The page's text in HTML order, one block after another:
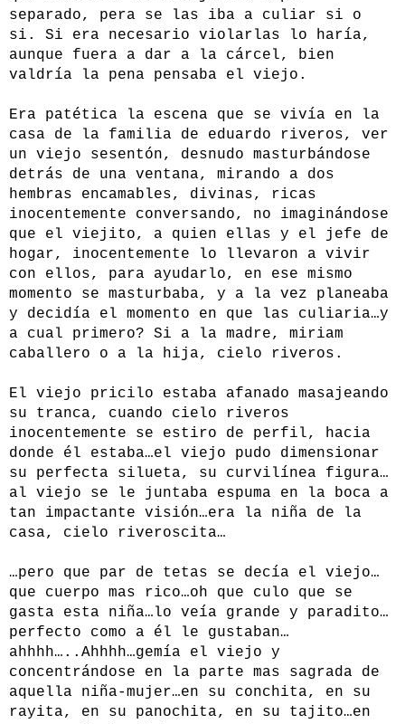
separado, pera se las iba a culiar si o
si. Si era necesario violarlas lo haría,
aunque fuera a dar a la cárcel, bien
valdría la pena pensaba el viejo.
Era patética la escena que se vivía en la
casa de la familia de eduardo riveros, ver
un viejo sesentón, desnudo masturbándose
detrás de una ventana, mirando a dos
hembras encamables, divinas, ricas
inocentemente conversando, no imaginándose
que el viejito, a quien ellas y el jefe de
hogar, inocentemente lo llevaron a vivir
con ellos, para ayudarlo, en ese mismo
momento se masturbaba, y a la vez planeaba
y decidía el momento en que las culiaria…y
a cual primero? Si a la madre, miriam
caballero o a la hija, cielo riveros.
El viejo pricilo estaba afanado masajeando
su tranca, cuando cielo riveros
inocentemente se estiro de perfil, hacia
donde él estaba…el viejo pudo dimensionar
su perfecta silueta, su curvilínea figura…
al viejo se le juntaba espuma en la boca a
tan impactante visión…era la niña de la
casa, cielo riveroscita…
…pero que par de tetas se decía el viejo…
que cuerpo mas rico…oh que culo que se
gasta esta niña…lo veía grande y paradito…
perfecto como a él le gustaban…
ahhhh…..Ahhhh…gemía el viejo y
concentrándose en la parte mas sagrada de
aquella niña-mujer…en su conchita, en su
rayita, en su panochita, en su tajito…en